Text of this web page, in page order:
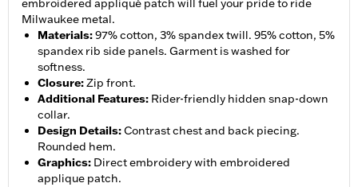
embroidered appliqué patch will fuel your pride to ride
Milwaukee metal.
Materials:97% cotton, 3% spandex twill. 95% cotton, 5%
spandex rib side panels. Garment is washed for
softness.
Closure:Zip front.
Additional Features: Rider-friendly hidden snap-down
collar.
Design Details:Contrast chest and back piecing.
Rounded hem.
Graphics: Direct embroidery with embroidered
applique patch.